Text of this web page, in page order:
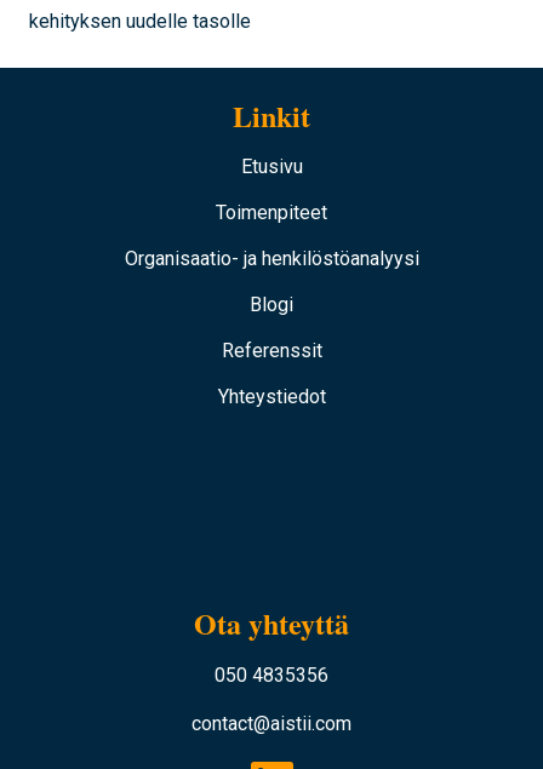
kehityksen uudelle tasolle
Linkit
Etusivu
Toimenpiteet
Organisaatio- ja henkilöstöanalyysi
Blogi
Referenssit
Yhteystiedot
Ota yhteyttä
050 4835356
contact@aistii.com